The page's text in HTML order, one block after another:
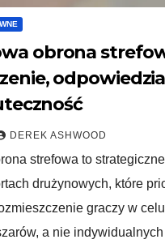
obrona
DEREK ASHWOOD
strefowa to strategiczne
drużynowych, które
graczy w
a nie indywidualnych